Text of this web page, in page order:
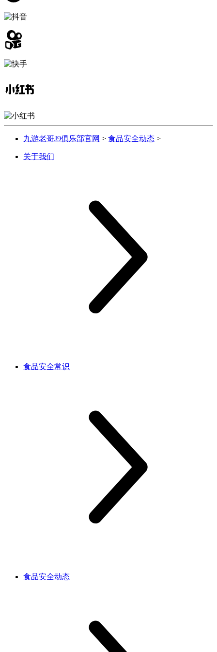
九游老哥J9俱乐部官网 > 食品安全动态 >
关于我们
食品安全常识
食品安全动态